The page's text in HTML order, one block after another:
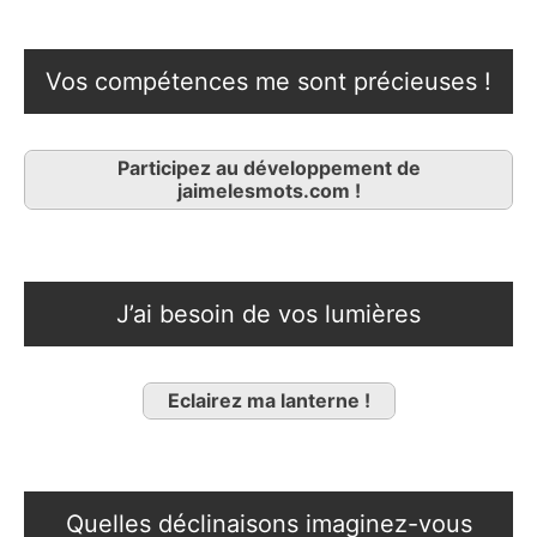
Vos compétences me sont précieuses !
Participez au développement de
jaimelesmots.com !
J’ai besoin de vos lumières
Eclairez ma lanterne !
Quelles déclinaisons imaginez-vous